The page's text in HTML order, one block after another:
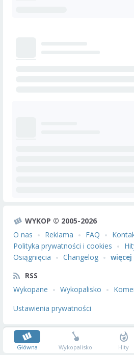
WYKOP © 2005-2026
O nas
Reklama FAQ
Polityka prywatności i cookies
Osiągnięcia
Changelog
więcej
RSS
Wykopane
Wykopalisko
Ustawienia prywatności
Główna Wykopalisko Hity